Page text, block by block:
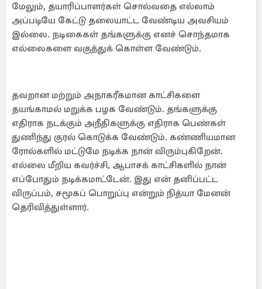
மேலும், தயாரிப்பாளர்கள் சொல்வதை எல்லாம்
அப்படியே கேட்டு தலையாட்ட வேண்டிய அவசியம்
இல்லை. நடிகைகள் தங்களுக்கு எனச் சொந்தமாக
எல்லைகளை வகுத்துக் கொள்ள வேண்டும்.
தவறான மற்றும் அநாகரீகமான காட்சிகளை
தயங்காமல் மறுக்க பழக வேண்டும். தங்களுக்கு
எதிராக நடக்கும் அநீதிகளுக்கு எதிராக பெண்கள்
துணிந்து குரல் கொடுக்க வேண்டும். கண்ணியமான
ரோல்களில் மட்டுமே நடிக்க நான் விரும்புகிறேன்.
எல்லை மீறிய கவர்ச்சி, ஆபாசக் காட்சிகளில் நான்
எப்போதும் நடிக்கமாட்டேன். இது என் தனிப்பட்ட
விருப்பம், சமூகப் பொறுப்பு என்றும் நித்யா மேனன்
தெரிவித்துள்ளார்.